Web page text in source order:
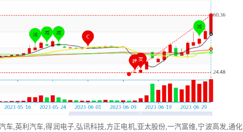
车,英利汽车,得润电子,弘讯科技,方正电机,亚太股份,一汽富维,宁波高发,通化